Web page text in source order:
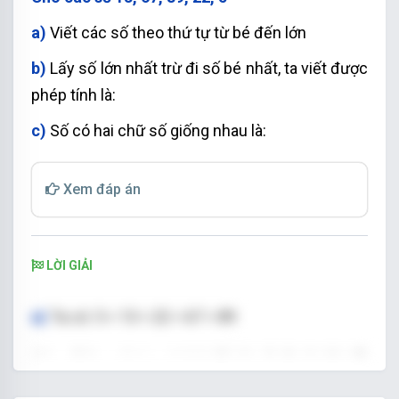
a) Viết các số theo thứ tự từ bé đến lớn
b) Lấy số lớn nhất trừ đi số bé nhất, ta viết được
phép tính là:
c) Số có hai chữ số giống nhau là:
Xem đáp án
LỜI GIẢI
a)